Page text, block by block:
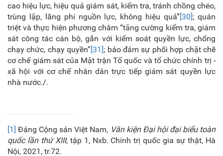
cao hiệu lực, hiệu quả giám sát, kiểm tra, tránh chồng chéo,
trùng lặp, lãng phí nguồn lực, không hiệu quả”[30]; quán
triệt và thực hiện phương châm “tăng cường kiểm tra, giám
sát công tác cán bộ, gắn với kiểm soát quyền lực, chống
chạy chức, chạy quyền”[31]; bảo đảm sự phối hợp chặt chẽ
cơ chế giám sát của Mặt trận Tổ quốc và tổ chức chính trị -
xã hội với cơ chế nhân dân trực tiếp giám sát quyền lực
nhà nước./.
[1] Đảng Cộng sản Việt Nam, Văn kiện Đại hội đại biểu toàn
quốc lần thứ XIII, tập 1, Nxb. Chính trị quốc gia sự thật, Hà
Nội, 2021, tr.72.